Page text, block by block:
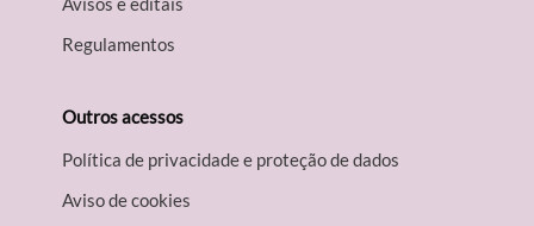
Regulamentos
Outros acessos
Política de privacidade e proteção de dados
Aviso de cookies